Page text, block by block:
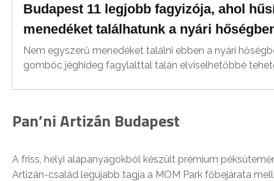
Budapest 11 legjobb fagyizója, ahol
menedéket találhatunk a nyári
Nem egyszerű menedéket találni ebben a nyári
gombóc jéghideg fagylalttal talán elviselhetőbbé
Pan’ni Artizán Budapest
A friss, helyi alapanyagokból készült prémium
Artizán-család legújabb tagja a MOM Park főbejárata